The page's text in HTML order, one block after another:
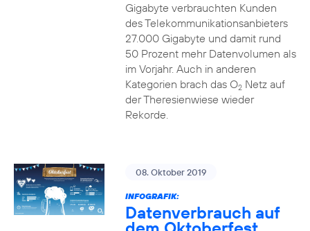
Gigabyte verbrauchten Kunden
des Telekommunikationsanbieters
27.000 Gigabyte und damit rund
50 Prozent mehr Datenvolumen als
im Vorjahr. Auch in anderen
Kategorien brach das O2Netz auf
der Theresienwiese wieder
Rekorde.
08. Oktober 2019
INFOGRAFIK:
Datenverbrauch auf